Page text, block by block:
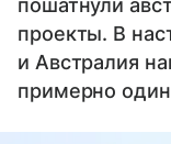
пошатнули
проекты. В
и Австралия
примерно